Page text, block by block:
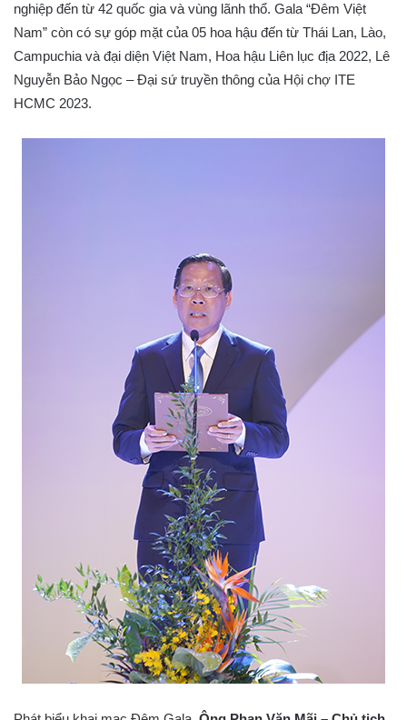
nghiệp đến từ 42 quốc gia và vùng lãnh thổ. Gala “Đêm Việt
Nam” còn có sự góp mặt của 05 hoa hậu đến từ Thái Lan, Lào,
Campuchia và đại diện Việt Nam, Hoa hậu Liên lục địa 2022, Lê
Nguyễn Bảo Ngọc – Đại sứ truyền thông của Hội chợ ITE
HCMC 2023.